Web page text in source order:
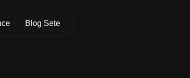
Blog Sete